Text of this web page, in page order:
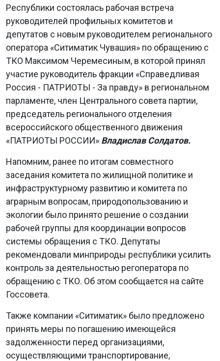
Республики состоялась рабочая встреча
руководителей профильных комитетов и
депутатов с новым руководителем регионального
оператора «Ситиматик Чувашия» по обращению с
ТКО Максимом Черемесиным, в которой принял
участие руководитель фракции «Справедливая
Россия - ПАТРИОТЫ - За правду» в региональном
парламенте, член Центрального совета партии,
председатель регионального отделения
всероссийского общественного движения
«ПАТРИОТЫ РОССИИ» Владислав Солдатов.
Напомним, ранее по итогам совместного
заседания комитета по жилищной политике и
инфраструктурному развитию и комитета по
аграрным вопросам, природопользованию и
экологии было принято решение о создании
рабочей группы для координации вопросов
системы обращения с ТКО. Депутаты
рекомендовали минприроды республики усилить
контроль за деятельностью регоператора по
обращению с ТКО. Об этом сообщается на сайте
Госсовета.
Также компании «Ситиматик» было предложено
принять меры по погашению имеющейся
задолженности перед организациями,
осуществляющими транспортирование,